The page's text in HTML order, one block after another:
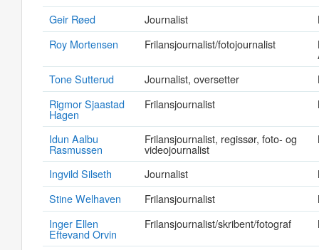
Geir Røed Journalist
Roy Mortensen
Frilansjournalist/fotojournalist
Tone Sutterud
Journalist, oversetter
Rigmor Sjaastad
Hagen
Frilansjournalist
Idun Aalbu
Rasmussen
Frilansjournalist, regissør, foto- og
videojournalist
Ingvild Silseth Journalist
Stine Welhaven
Frilansjournalist
Inger Ellen
Eftevand Orvin
Frilansjournalist/skribent/fotograf